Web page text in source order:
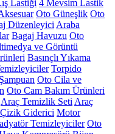
Lastiği 4 Mevsim Lastik
Oto Güneşlik Oto
Düzenleyici Araba
Bagaj Havuzu Oto
ve Görüntü
Basınçlı Yıkama
Torpido
Oto Cila ve
Oto Cam Bakım Ürünleri
Araç Temizlik Seti Araç
Giderici Motor
Temizleyiciler Oto